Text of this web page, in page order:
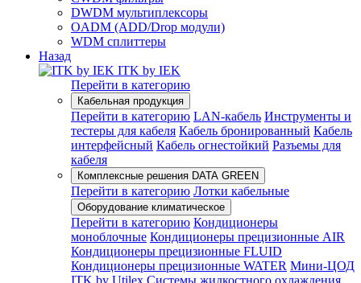
DWDM мультиплексоры
OADM (ADD/Drop модули)
WDM сплиттеры
Назад
ITK by IEK
Перейти в категорию
Кабельная продукция
Перейти в категорию LAN-кабель Инструменты и
тестеры для кабеля Кабель бронированный Кабель
интерфейсный Кабель огнестойкий Разъемы для
кабеля
Комплексные решения DATA GREEN
Перейти в категорию Лотки кабельные
Оборудование климатическое
Перейти в категорию Кондиционеры
моноблочные Кондиционеры прецизионные AIR
Кондиционеры прецизионные FLUID
Кондиционеры прецизионные WATER Мини-ЦОД
ITK by Utilex Системы жидкостного охлаждения